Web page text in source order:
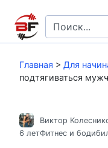
контенту
Search
for:
Главная > Для
подтягиваться
Виктор
6 летФитнес и